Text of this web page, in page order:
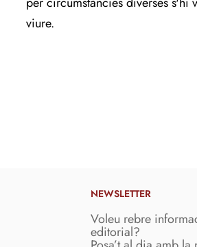
viure.
NEWSLETTER
Voleu rebre
editorial?